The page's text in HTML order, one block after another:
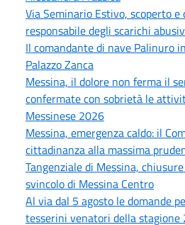
Via Seminario Estivo, scoperto
responsabile degli scarichi
Il comandante di nave Palinuro
Palazzo Zanca
Messina, il dolore non ferma il
confermate con sobrietà le
Messinese 2026
Messina, emergenza caldo: il
cittadinanza alla massima
Tangenziale di Messina,
svincolo di Messina Centro
Al via dal 5 agosto le domande
tesserini venatori della